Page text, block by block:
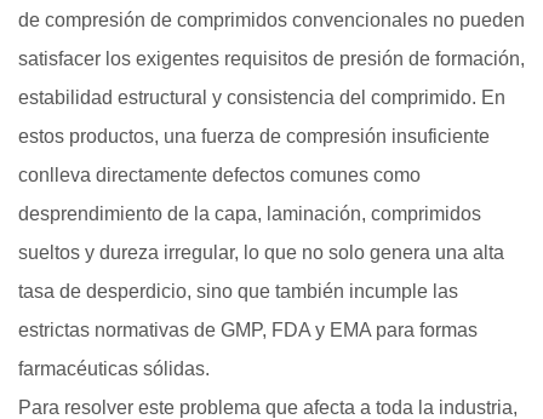
de compresión de comprimidos convencionales no pueden
satisfacer los exigentes requisitos de presión de formación,
estabilidad estructural y consistencia del comprimido. En
estos productos, una fuerza de compresión insuficiente
conlleva directamente defectos comunes como
desprendimiento de la capa, laminación, comprimidos
sueltos y dureza irregular, lo que no solo genera una alta
tasa de desperdicio, sino que también incumple las
estrictas normativas de GMP, FDA y EMA para formas
farmacéuticas sólidas.
Para resolver este problema que afecta a toda la industria,